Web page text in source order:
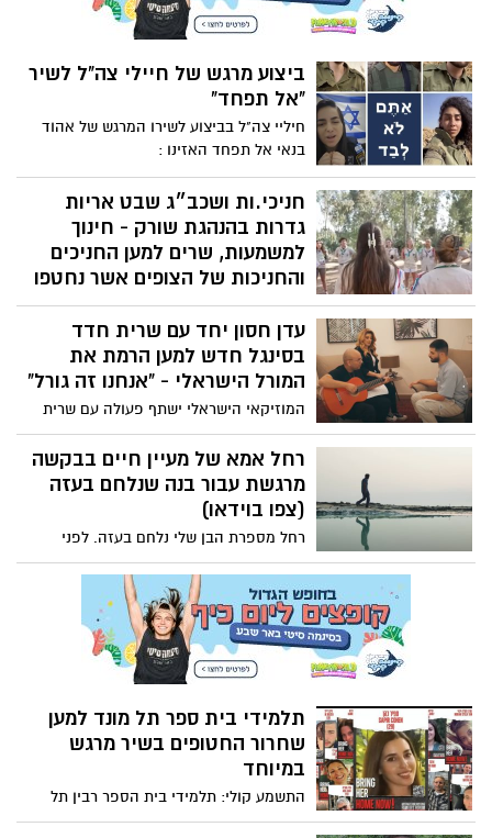
ההתמודדות של עם ישראל עם אירועי
המלחמה מאז 7 באוקטובר
ביצוע מרגש של חיילי צה"ל לשיר
"אל תפחד"
חיליי צה"ל בביצוע לשירו המרגש של אהוד
בנאי אל תפחד האזינו :
חניכי.ות ושכב״ג שבט אריות
גדרות בהנהגת שורק - חינוך
למשמעות, שרים למען החניכים
והחניכות של הצופים אשר נחטפו
חבריי קרוואן הידידות 2023, חניכי.ות ושכב״ג
שבט אריות גדרות בהנהגת שורק - חינוך
למשמעות, שרים למען החניכים והחניכות של
הצופים אשר נחטפו בשבת השחורה
עדן חסון יחד עם שרית חדד
בסינגל חדש למען הרמת את
המורל הישראלי - "אנחנו זה גורל"
המוזיקאי הישראלי ישתף פעולה עם שרית
חדד בסינגל חדש שיצא להרים את המורל
הישראלי בתקופת המלחמה. שרית חדד
הודיעה במוצ"ש בחשבון האינסטגרם שלה על
פרסום שיר חדש לצד עדן חסון, שייקרא
"אנחנו זה גורל". השיר מצטרף לשורת מפגנים
מצד אמנים מוזיקליים מאז תחילת מלחמת
חרבות ברזל. האזנה נעימה :
רחל אמא של מעיין חיים בבקשה
מרגשת עבור בנה שנלחם בעזה
(צפו בוידאו)
רחל מספרת הבן שלי נלחם בעזה. לפני
שלקחו להם את הטלפונים הוא ביקש ממני
רק דבר אחד: "אמא כשניכנס לעזה תדאגי
שיהיה לקליפ שלי 100 אלף צפיות"
תלמידי בית ספר תל מונד למען
שחרור החטופים בשיר מרגש
במיוחד
התשמע קולי: תלמידי בית הספר רבין תל
מונד בביצוע מרגש לשירה של רחל.